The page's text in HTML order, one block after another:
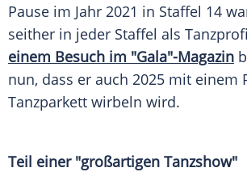
Pause im Jahr 2021 in Staffel 14
seither in jeder Staffel als
einem Besuch im "Gala"-Magazin
nun, dass er auch 2025 mit einem
Tanzparkett wirbeln wird.
Teil einer "großartigen Tanzshow"